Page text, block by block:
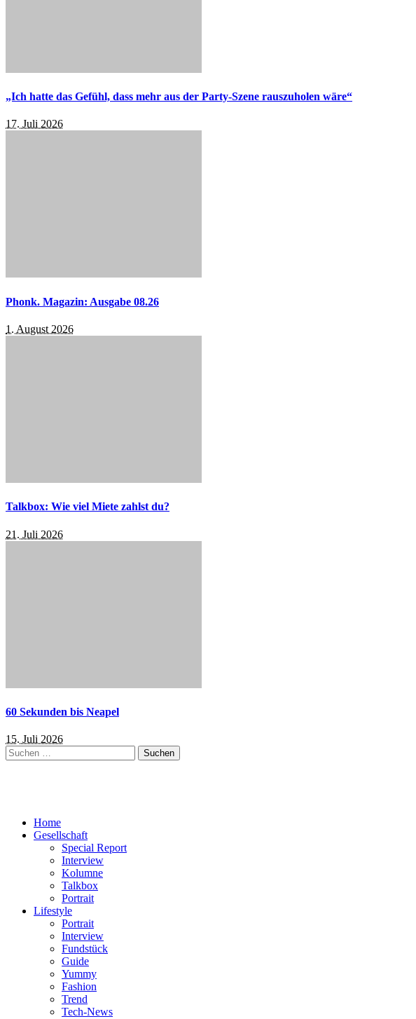
„Ich hatte das Gefühl, dass mehr aus der Party-Szene rauszuholen wäre“
17. Juli 2026
Phonk. Magazin: Ausgabe 08.26
1. August 2026
Talkbox: Wie viel Miete zahlst du?
21. Juli 2026
60 Sekunden bis Neapel
15. Juli 2026
Suchen
nach:
Home
Gesellschaft
Special Report
Interview
Kolumne
Talkbox
Portrait
Lifestyle
Portrait
Interview
Fundstück
Guide
Yummy
Fashion
Trend
Tech-News